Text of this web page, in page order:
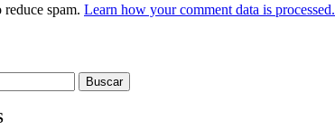
spam. Learn how your comment data is processed.